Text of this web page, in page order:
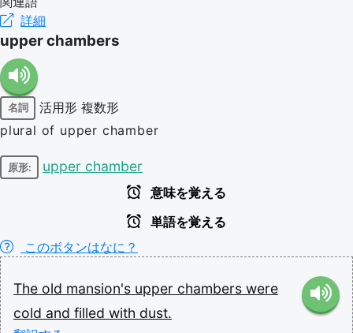
詳細
upper chambers
名詞 活用形 複数形
plural of upper chamber
原形: upper chamber
意味を覚える
単語を覚える
このボタンはなに？
The old mansion's upper chambers were
cold and filled with dust.